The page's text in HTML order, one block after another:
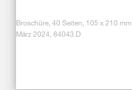
Broschüre, 40 Seiten, 105 x 210 mm
März 2024, 84043.D